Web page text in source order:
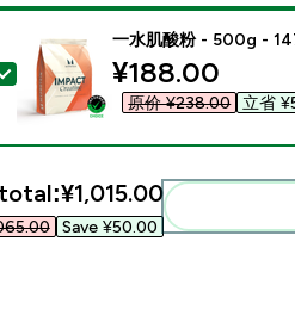
Select this product - 一水肌酸
一水肌酸粉 - 500g -
discounted
¥188.00‎
原价 ¥238.00‎ 立省
¥1,015.00‎
Save ¥50.00‎